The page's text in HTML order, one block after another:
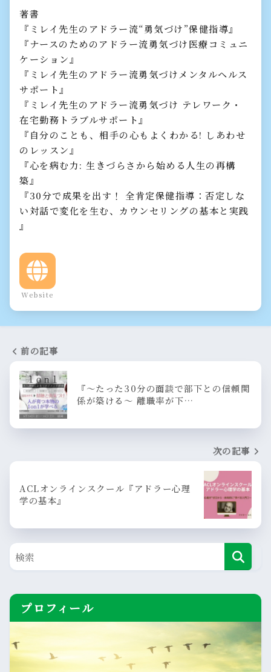
著書
『ミレイ先生のアドラー流“勇気づけ”保健指導』
『ナースのためのアドラー流勇気づけ医療コミュニ
ケーション』
『ミレイ先生のアドラー流勇気づけメンタルヘルス
サポート』
『ミレイ先生のアドラー流勇気づけ テレワーク・
在宅勤務トラブルサポート』
『自分のことも、相手の心もよくわかる! しあわせ
のレッスン』
『心を病む力: 生きづらさから始める人生の再構
築』
『30分で成果を出す！ 全肯定保健指導：否定しな
い対話で変化を生む、カウンセリングの基本と実践
』
Website
前の記事
『～たった30分の面談で部下との信頼関
係が築ける～ 離職率が下…
次の記事
ACLオンラインスクール『アドラー心理
学の基本』
プロフィール